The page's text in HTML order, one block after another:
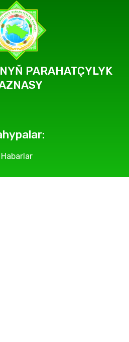
PARAHATÇYLYK
Habarlar